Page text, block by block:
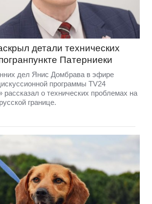
детали технических
Патерниеки
дел Янис Домбрава в эфире
программы TV24
рассказал о технических проблемах на
границе.